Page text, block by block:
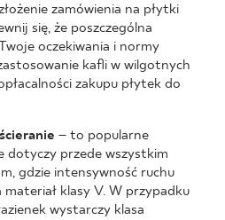
zamówienia na płytki
się, że poszczególna
oczekiwania i normy
kafli w wilgotnych
zakupu płytek do
– to popularne
dotyczy przede wszystkim
gdzie intensywność ruchu
klasy V. W przypadku
wystarczy klasa